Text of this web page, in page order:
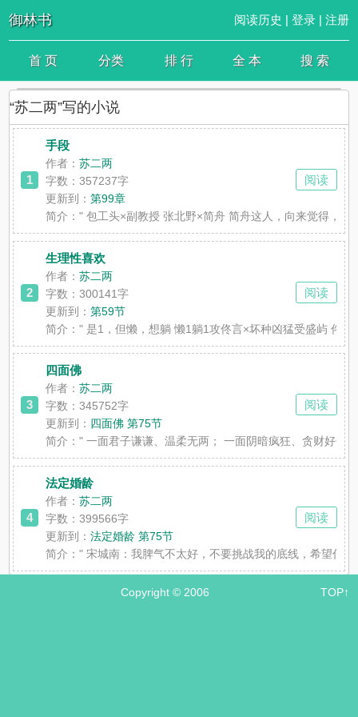
御林书 阅读历史 | 登录| 注册
首 页 分类 排 行 全 本 搜 索
“苏二两”写的小说
1
手段
作者：苏二两
字数：357237字
更新到：第99章
简介：" 包工头×副教授 张北野×简舟 简舟这人，向来觉得，
阅读
2
生理性喜欢
作者：苏二两
字数：300141字
更新到：第59节
简介：" 是1，但懒，想躺 懒1躺1攻佟言×坏种凶猛受盛屿 佟
阅读
3
四面佛
作者：苏二两
字数：345752字
更新到： 四面佛 第75节
简介：" 一面君子谦谦、温柔无两； 一面阴暗疯狂、贪财好色
阅读
4
法定婚龄
作者：苏二两
字数：399566字
更新到：法定婚龄 第75节
简介：" 宋城南：我脾气不太好，不要挑战我的底线，希望你
阅读
Copyright © 2006 TOP↑